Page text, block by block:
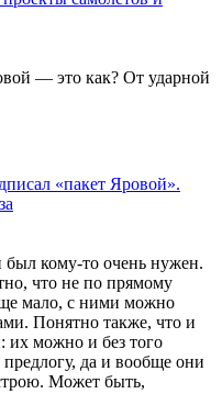
— это как? От ударной
«пакет Яровой».
был кому-то очень нужен.
что не по прямому
мало, с ними можно
Понятно также, что и
их можно и без того
да и вообще они
Может быть,